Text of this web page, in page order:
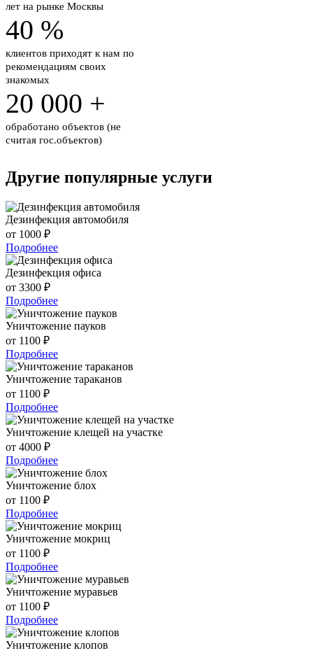
лет на рынке Москвы
40 %
клиентов приходят к нам по
рекомендациям своих
знакомых
20 000 +
обработано объектов (не
считая гос.объектов)
Другие популярные услуги
Дезинфекция автомобиля
от 1000 ₽
Подробнее
Дезинфекция офиса
от 3300 ₽
Подробнее
Уничтожение пауков
от 1100 ₽
Подробнее
Уничтожение тараканов
от 1100 ₽
Подробнее
Уничтожение клещей на участке
от 4000 ₽
Подробнее
Уничтожение блох
от 1100 ₽
Подробнее
Уничтожение мокриц
от 1100 ₽
Подробнее
Уничтожение муравьев
от 1100 ₽
Подробнее
Уничтожение клопов